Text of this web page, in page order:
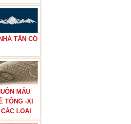
TÂN CỔ
MẪU
TÔNG -XI
LOẠI